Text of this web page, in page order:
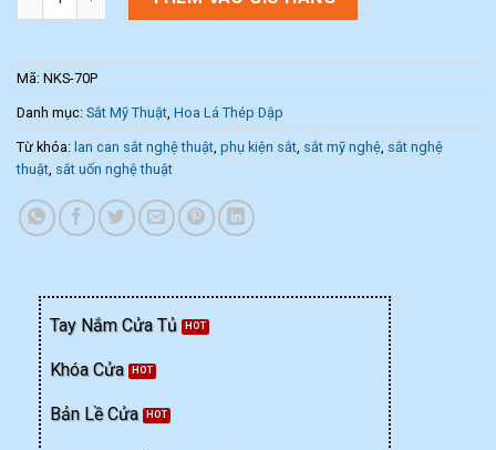
Mã: NKS-70P
Danh mục: Sắt Mỹ Thuật Hoa Lá Thép Dập
Từ khóa: lan can sắt nghệ thuật phụ kiện sắt sắt mỹ nghệ sắt nghệ
thuật sắt uốn nghệ thuật
Tay Nắm Cửa Tủ
Khóa Cửa
Bản Lề Cửa